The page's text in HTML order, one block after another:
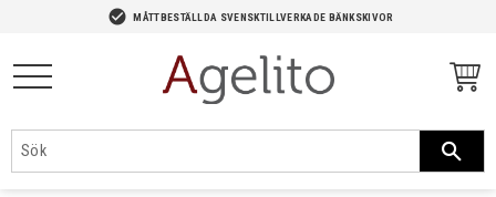
check_circle MÅTTBESTÄLLDA SVENSKTILLVERKADE BÄNKSKIVOR